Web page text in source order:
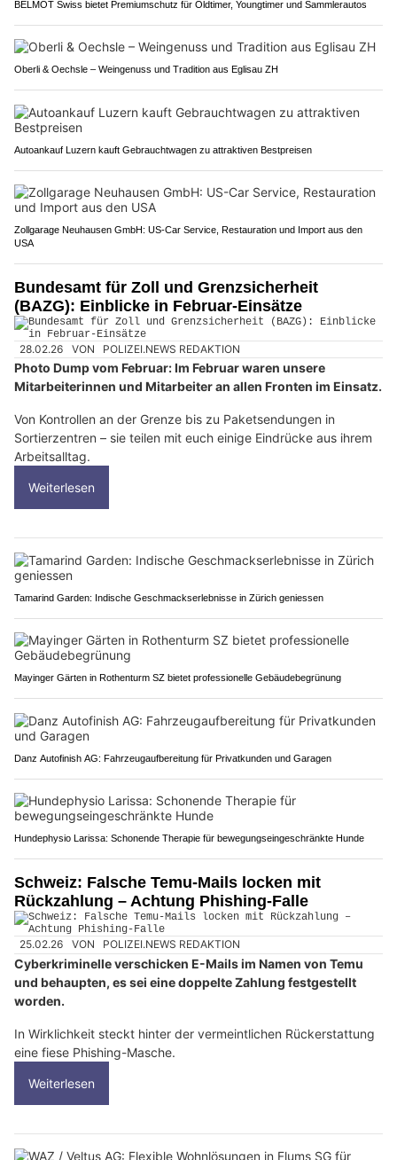
BELMOT Swiss bietet Premiumschutz für Oldtimer, Youngtimer und Sammlerautos
Oberli & Oechsle – Weingenuss und Tradition aus Eglisau ZH
Autoankauf Luzern kauft Gebrauchtwagen zu attraktiven Bestpreisen
Zollgarage Neuhausen GmbH: US-Car Service, Restauration und Import aus den
USA
Bundesamt für Zoll und Grenzsicherheit
(BAZG): Einblicke in Februar-Einsätze
28.02.26 VON POLIZEI.NEWS REDAKTION
Photo Dump vom Februar: Im Februar waren unsere
Mitarbeiterinnen und Mitarbeiter an allen Fronten im Einsatz.
Von Kontrollen an der Grenze bis zu Paketsendungen in
Sortierzentren – sie teilen mit euch einige Eindrücke aus ihrem
Arbeitsalltag.
Weiterlesen
Tamarind Garden: Indische Geschmackserlebnisse in Zürich geniessen
Mayinger Gärten in Rothenturm SZ bietet professionelle Gebäudebegrünung
Danz Autofinish AG: Fahrzeugaufbereitung für Privatkunden und Garagen
Hundephysio Larissa: Schonende Therapie für bewegungseingeschränkte Hunde
Schweiz: Falsche Temu-Mails locken mit
Rückzahlung – Achtung Phishing-Falle
25.02.26 VON POLIZEI.NEWS REDAKTION
Cyberkriminelle verschicken E-Mails im Namen von Temu
und behaupten, es sei eine doppelte Zahlung festgestellt
worden.
In Wirklichkeit steckt hinter der vermeintlichen Rückerstattung
eine fiese Phishing-Masche.
Weiterlesen